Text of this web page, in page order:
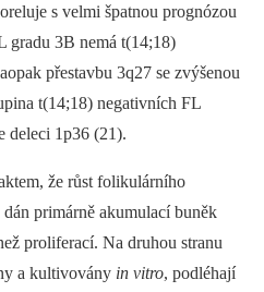
s velmi špatnou prognózou
gradu 3B nemá t(14;18)
přestavbu 3q27 se zvýšenou
t(14;18) negativních FL
deleci 1p36 (21).
že růst folikulárního
primárně akumulací buněk
proliferací. Na druhou stranu
a kultivovány in vitro, podléhají